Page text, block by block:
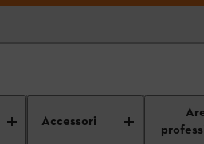
Accessori